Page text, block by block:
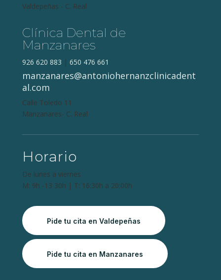
Valdepeñas - C. Real
Clínica Dental de
Manzanares
926 620 883 | 650 476 661
manzanares@antoniohernanzclinicadent
al.com
Calle Toledo 11
Manzanares- C. Real
Horario
De lunes a viernes
M: 9h -13 30h | T: 16:30h a 20:00h
Pide tu cita en Valdepeñas
Pide tu cita en Manzanares